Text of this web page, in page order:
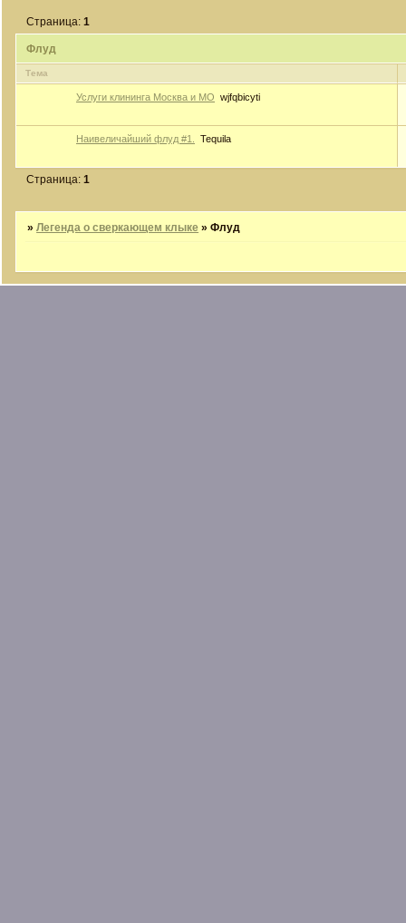
Флуд
Страница:1
Тема
Услуги клининга Москва и МО wjfqbicyti
Наивеличайший флуд #1. Tequila
Страница:1
»Легенда о сверкающем клыке »Флуд